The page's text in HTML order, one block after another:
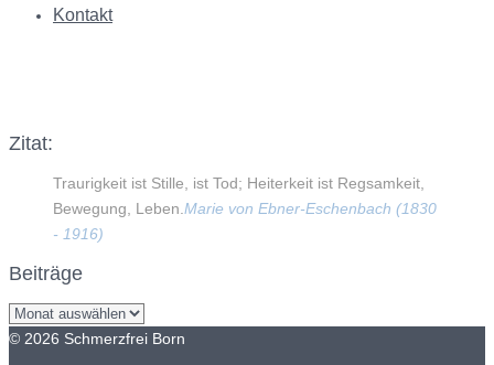
Kontakt
Zitat:
Traurigkeit ist Stille, ist Tod; Heiterkeit ist Regsamkeit,
Bewegung, Leben. Marie von Ebner-Eschenbach (1830
- 1916)
Beiträge
Beiträge
© 2026 Schmerzfrei Born